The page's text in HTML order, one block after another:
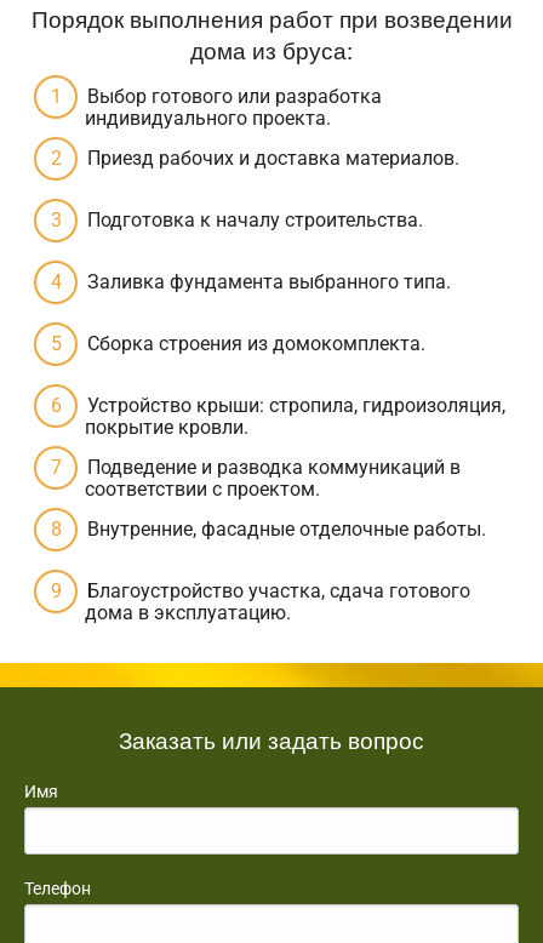
Порядок выполнения работ при возведении
дома из бруса:
Выбор готового или разработка
индивидуального проекта.
Приезд рабочих и доставка материалов.
Подготовка к началу строительства.
Заливка фундамента выбранного типа.
Сборка строения из домокомплекта.
Устройство крыши: стропила, гидроизоляция,
покрытие кровли.
Подведение и разводка коммуникаций в
соответствии с проектом.
Внутренние, фасадные отделочные работы.
Благоустройство участка, сдача готового
дома в эксплуатацию.
Заказать или задать вопрос
Имя
Телефон